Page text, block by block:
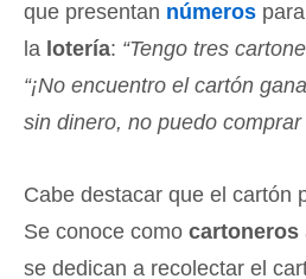
que presentan números
la lotería: “Tengo tres
“¡No encuentro el cartón
sin dinero, no puedo comprar
Cabe destacar que el cartón
Se conoce como cartoneros
se dedican a recolectar el